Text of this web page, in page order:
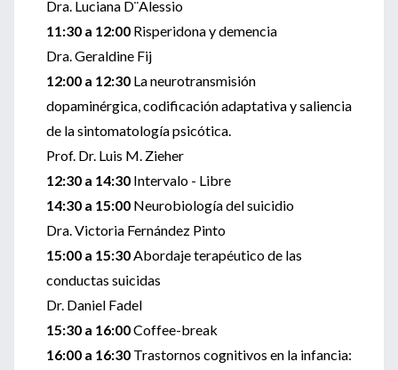
Dra. Luciana D¨Alessio
11:30 a 12:00 Risperidona y demencia
Dra. Geraldine Fij
12:00 a 12:30 La neurotransmisión
dopaminérgica, codificación adaptativa y saliencia
de la sintomatología psicótica.
Prof. Dr. Luis M. Zieher
12:30 a 14:30 Intervalo - Libre
14:30 a 15:00 Neurobiología del suicidio
Dra. Victoria Fernández Pinto
15:00 a 15:30Abordaje terapéutico de las
conductas suicidas
Dr. Daniel Fadel
15:30 a 16:00Coffee-break
16:00 a 16:30 Trastornos cognitivos en la infancia: